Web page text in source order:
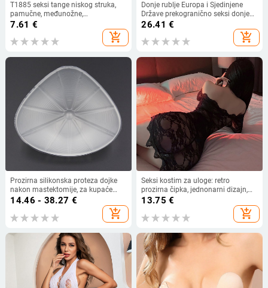
T1885 seksi tange niskog struka,
pamučne, međunožne,
antibakterijske ženske gaćice,
veleprodaja, 2022., nove europske i
američke prekogranične gaćice
7.61 €
add_shopping_cart
Donje rublje Europa i Sjedinjene
Države prekogranično seksi donje
rublje skupljeno seksi perspektiva
mrežasto kontrastna boja cvijeće
vez set od 4 dijela
26.41 €
add_shopping_cart
Prozirna silikonska proteza dojke
nakon mastektomije, za kupaće
kostime i donje rublje
14.46 - 38.27 €
add_shopping_cart
Seksi kostim za uloge: retro
prozirna čipka, jednonarni dizajn,
odvojiva wrap suknja, poliester
13.75 €
add_shopping_cart